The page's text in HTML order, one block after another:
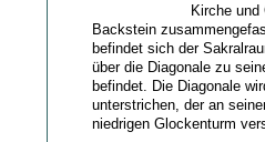
Kirche und
Backstein
befindet sich der
über die Diagonale zu
befindet. Die Diagonale
unterstrichen, der an
niedrigen Glockenturm